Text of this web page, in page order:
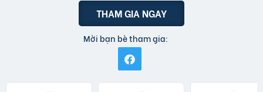
THAM GIA NGAY
Mời bạn bè tham gia: